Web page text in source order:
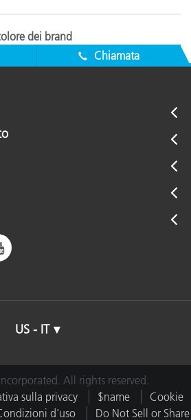
dei brand
Chiamata
US - IT
All rights reserved.
sulla privacy $name
Cookie
d'uso
Do Not Sell or Share